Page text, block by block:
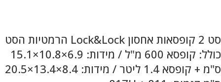
סט 2 קופסאות אחסון Lock&Lock הרמטיות הסט
כולל: קופסא 600 מ"ל / מידות: 6.9×10.8×15.1
ס"מ + קופסא 1.4 ליטר / מידות: 8.4×13.4×20.5